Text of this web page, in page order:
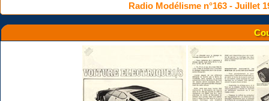
Radio Modélisme n°163 - Juillet